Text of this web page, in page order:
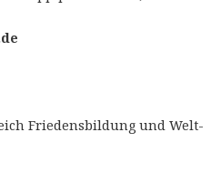
Friedensbildung und Welt-